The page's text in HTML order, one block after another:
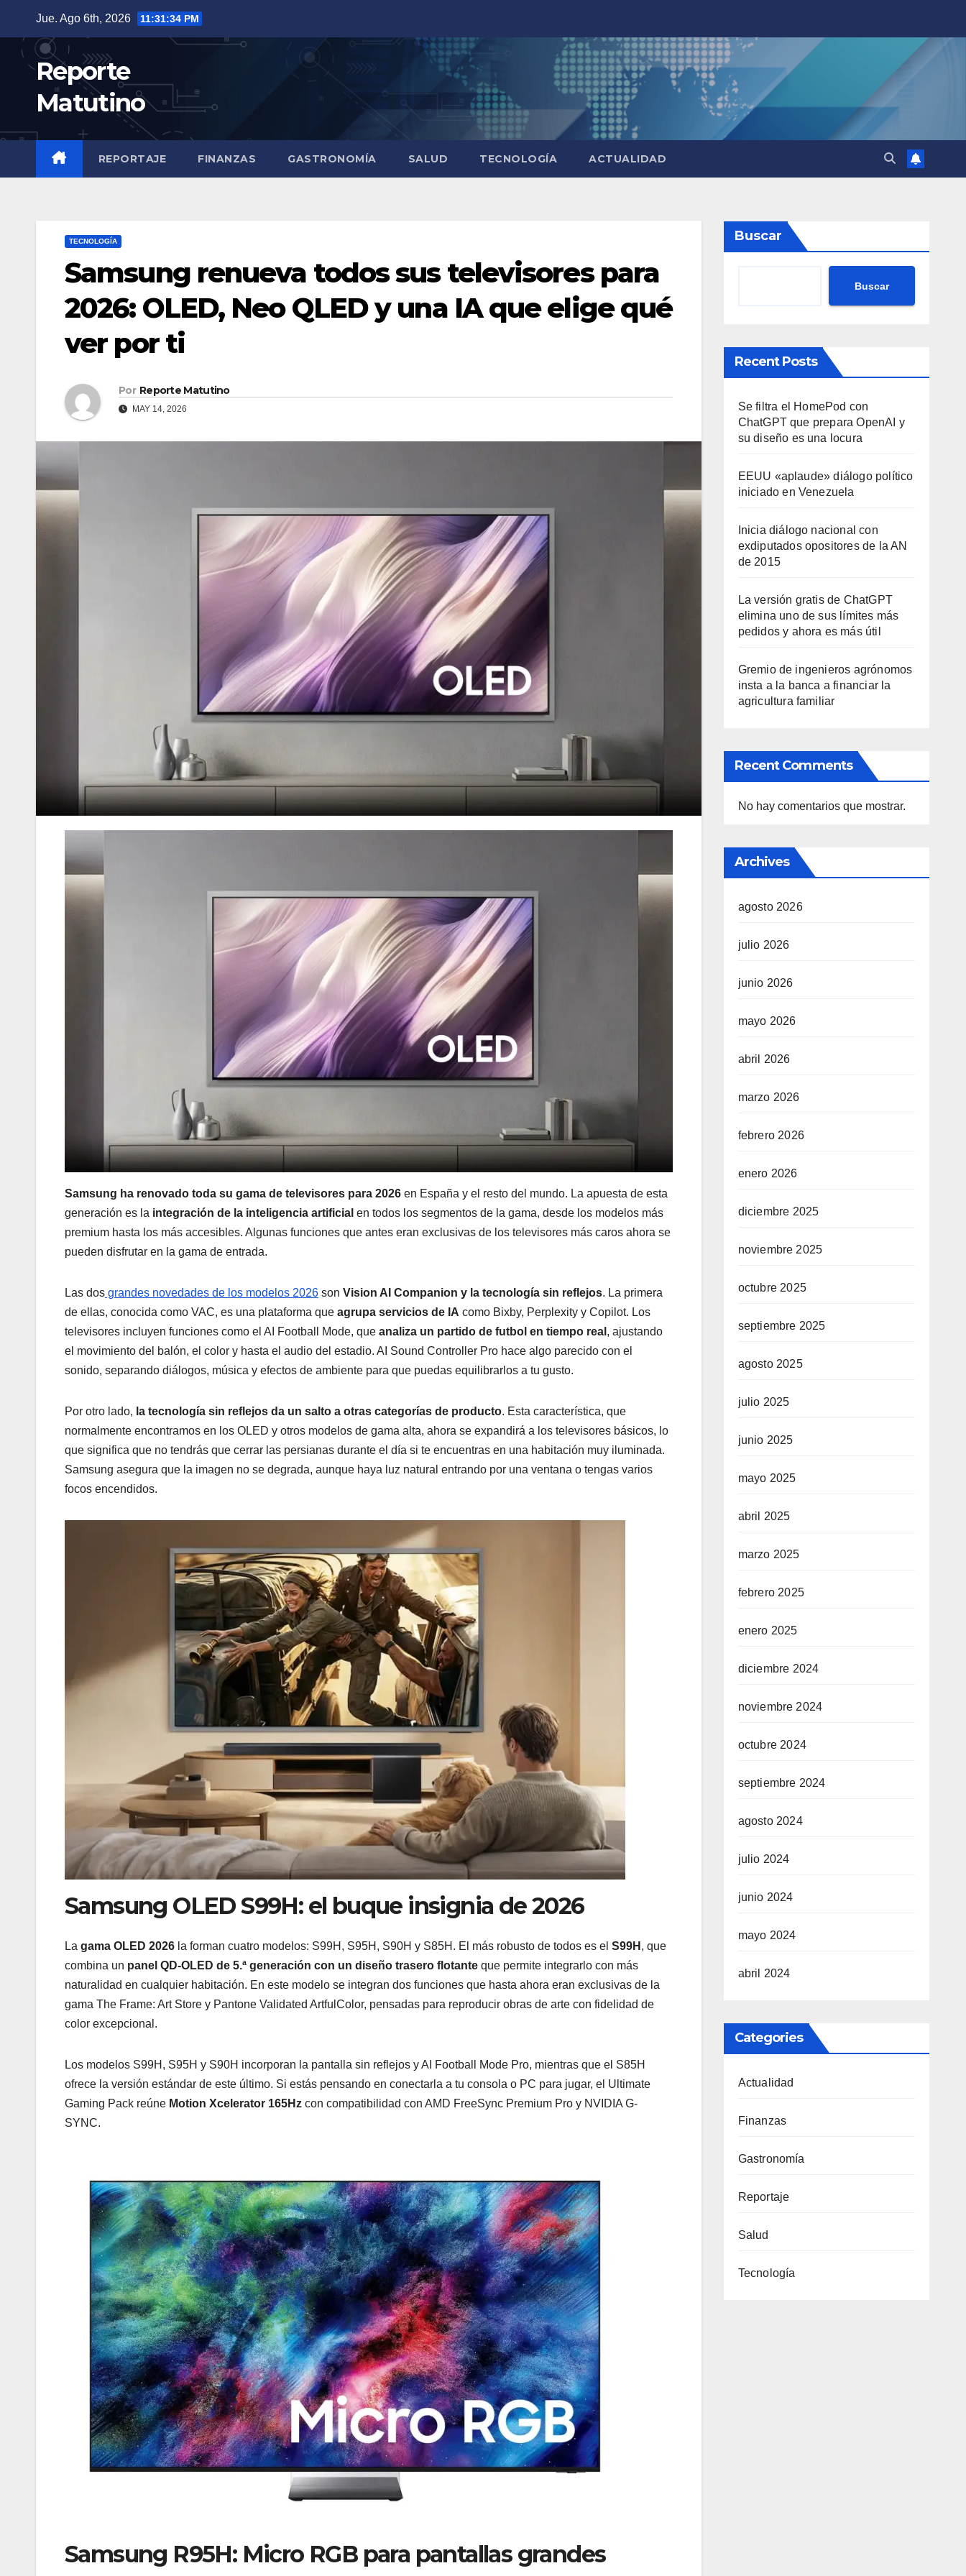
contenido
Jue. Ago 6th, 2026 11:31:36 PM
Reporte
Matutino
REPORTAJE FINANZAS GASTRONOMÍA SALUD TECNOLOGÍA ACTUALIDAD
TECNOLOGÍA
Samsung renueva todos sus televisores para
2026: OLED, Neo QLED y una IA que elige qué
ver por ti
Por Reporte Matutino
MAY 14, 2026
Samsung ha renovado toda su gama de televisores para 2026 en España y el resto del mundo. La apuesta de esta
generación es la integración de la inteligencia artificial en todos los segmentos de la gama, desde los modelos más
premium hasta los más accesibles. Algunas funciones que antes eran exclusivas de los televisores más caros ahora se
pueden disfrutar en la gama de entrada.
Las dos grandes novedades de los modelos 2026 son Vision AI Companion y la tecnología sin reflejos. La primera
de ellas, conocida como VAC, es una plataforma que agrupa servicios de IA como Bixby, Perplexity y Copilot. Los
televisores incluyen funciones como el AI Football Mode, que analiza un partido de futbol en tiempo real , ajustando
el movimiento del balón, el color y hasta el audio del estadio. AI Sound Controller Pro hace algo parecido con el
sonido, separando diálogos, música y efectos de ambiente para que puedas equilibrarlos a tu gusto.
Por otro lado, la tecnología sin reflejos da un salto a otras categorías de producto. Esta característica, que
normalmente encontramos en los OLED y otros modelos de gama alta, ahora se expandirá a los televisores básicos, lo
que significa que no tendrás que cerrar las persianas durante el día si te encuentras en una habitación muy iluminada.
Samsung asegura que la imagen no se degrada, aunque haya luz natural entrando por una ventana o tengas varios
focos encendidos.
Samsung OLED S99H: el buque insignia de 2026
La gama OLED 2026 la forman cuatro modelos: S99H, S95H, S90H y S85H. El más robusto de todos es el S99H , que
combina un panel QD-OLED de 5.ª generación con un diseño trasero flotante que permite integrarlo con más
naturalidad en cualquier habitación. En este modelo se integran dos funciones que hasta ahora eran exclusivas de la
gama The Frame: Art Store y Pantone Validated ArtfulColor, pensadas para reproducir obras de arte con fidelidad de
color excepcional.
Los modelos S99H, S95H y S90H incorporan la pantalla sin reflejos y AI Football Mode Pro, mientras que el S85H
ofrece la versión estándar de este último. Si estás pensando en conectarla a tu consola o PC para jugar, el Ultimate
Gaming Pack reúne Motion Xcelerator 165Hz con compatibilidad con AMD FreeSync Premium Pro y NVIDIA G-
SYNC.
Samsung R95H: Micro RGB para pantallas grandes
Buscar
Buscar
Recent Posts
Se filtra el HomePod con
ChatGPT que prepara OpenAI y
su diseño es una locura
EEUU «aplaude» diálogo político
iniciado en Venezuela
Inicia diálogo nacional con
exdiputados opositores de la AN
de 2015
La versión gratis de ChatGPT
elimina uno de sus límites más
pedidos y ahora es más útil
Gremio de ingenieros agrónomos
insta a la banca a financiar la
agricultura familiar
Recent Comments
No hay comentarios que mostrar.
Archives
agosto 2026
julio 2026
junio 2026
mayo 2026
abril 2026
marzo 2026
febrero 2026
enero 2026
diciembre 2025
noviembre 2025
octubre 2025
septiembre 2025
agosto 2025
julio 2025
junio 2025
mayo 2025
abril 2025
marzo 2025
febrero 2025
enero 2025
diciembre 2024
noviembre 2024
octubre 2024
septiembre 2024
agosto 2024
julio 2024
junio 2024
mayo 2024
abril 2024
Categories
Actualidad
Finanzas
Gastronomía
Reportaje
Salud
Tecnología